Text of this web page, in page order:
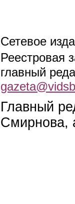
Сетевое
Реестровая
главный
Главный
Смирнова,